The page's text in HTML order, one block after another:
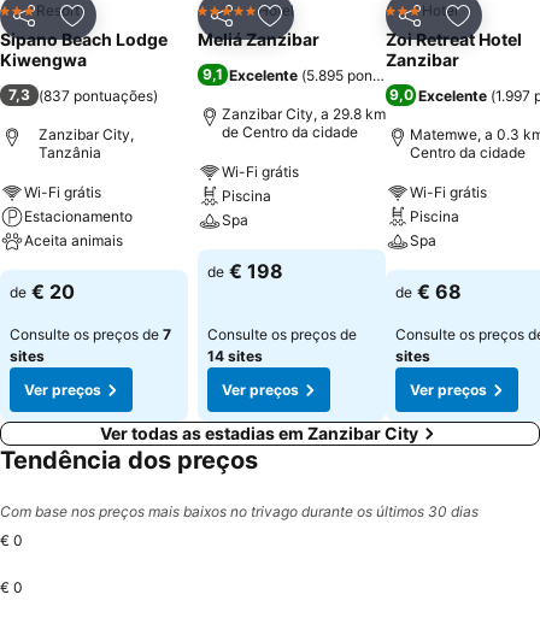
PartilharAdicionar aos favoritos
3 Estrelas
Resort
Sipano Beach Lodge
Kiwengwa
7,3 (837 pontuações)
Zanzibar City,
Tanzânia
Wi-Fi grátis
Estacionamento
Aceita animais
de € 20
Consulte os preços de 7
sites
Ver preços
PartilharAdicionar aos favoritos
5 EstrelasHotel
Meliá Zanzibar
9,1 Excelente (5.895 pontuações
Zanzibar City, a 29.8 km
de Centro da cidade
Wi-Fi grátis
Piscina
Spa
de € 198
Consulte os preços de
14 sites
Ver preços
Partilhar
3 Estrelas
Hotel
Zoi Retreat Hotel
Zanzibar
9,0 Excelente (1.997
Matemwe, a 0.3
Centro da cidade
Wi-Fi grátis
Piscina
Spa
de € 68
Consulte os preços
sites
Ver preços
Ver todas as estadias em Zanzibar City
Tendência dos preços
Com base nos preços mais baixos no trivago durante os últimos 30 dias
€ 0
€ 0